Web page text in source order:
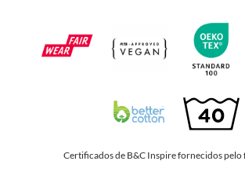
Certificados de B&C Inspire fornecidos pelo